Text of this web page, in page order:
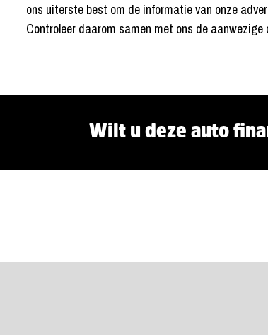
ons uiterste best om de informatie van onze
Controleer daarom samen met ons de
Wilt u deze auto